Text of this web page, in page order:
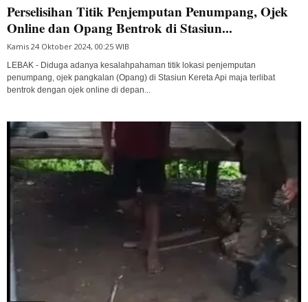
Perselisihan Titik Penjemputan Penumpang, Ojek
Online dan Opang Bentrok di Stasiun...
Kamis 24 Oktober 2024, 00:25 WIB
LEBAK - Diduga adanya kesalahpahaman titik lokasi penjemputan
penumpang, ojek pangkalan (Opang) di Stasiun Kereta Api maja terlibat
bentrok dengan ojek online di depan...